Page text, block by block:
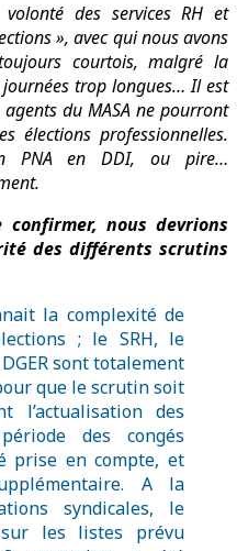
des services RH et
», avec qui nous avons
courtois, malgré la
trop longues… Il est
du MASA ne pourront
élections professionnelles.
PNA en DDI, ou pire…
nous devrions
des différents scrutins
la complexité de
; le SRH, le
sont totalement
que le scrutin soit
l’actualisation des
des congés
prise en compte, et
A la
syndicales, le
sur les listes prévu